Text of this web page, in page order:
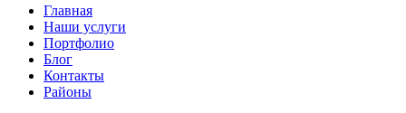
Главная
Наши услуги
Портфолио
Блог
Контакты
Районы